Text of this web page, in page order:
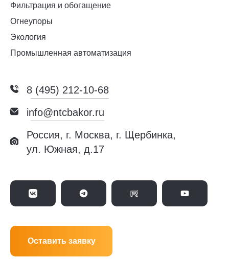
Фильтрация и обогащение
Огнеупоры
Экология
Промышленная автоматизация
8 (495) 212-10-68
info@ntcbakor.ru
Россия, г. Москва, г. Щербинка,
ул. Южная, д.17
Оставить заявку